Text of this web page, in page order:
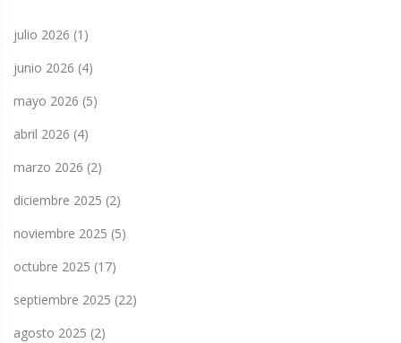
julio 2026 (1)
junio 2026 (4)
mayo 2026 (5)
abril 2026 (4)
marzo 2026 (2)
diciembre 2025 (2)
noviembre 2025 (5)
octubre 2025 (17)
septiembre 2025 (22)
agosto 2025 (2)